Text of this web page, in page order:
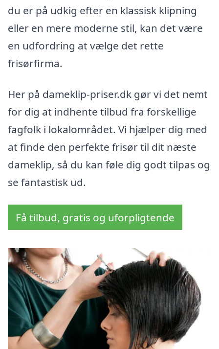
du er på udkig efter en klassisk klipning
eller en mere moderne stil, kan det være
en udfordring at vælge det rette
frisørfirma.
Her på dameklip-priser.dk gør vi det nemt
for dig at indhente tilbud fra forskellige
fagfolk i lokalområdet. Vi hjælper dig med
at finde den perfekte frisør til dit næste
dameklip, så du kan føle dig godt tilpas og
se fantastisk ud.
Få tilbud, gratis og uforpligtende